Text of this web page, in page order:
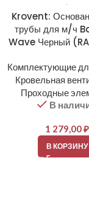
Krovent:
трубы для м/ч
Wave Черный
Комплектующие
Кровельная
Проходные
В
1 279,00₽
В КОРЗИНУ